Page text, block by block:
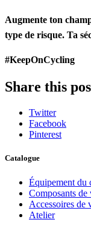
Augmente ton
type de risque. Ta
#KeepOnCycling
Share this
Twitter
Facebook
Pinterest
Catalogue
Équipement du
Composants de
Accessoires de
Atelier